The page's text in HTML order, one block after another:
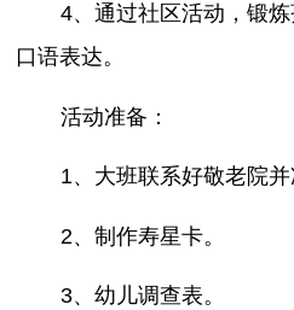
4、通过社区活动，锻
口语表达。
活动准备：
1、大班联系好敬老院并
2、制作寿星卡。
3、幼儿调查表。